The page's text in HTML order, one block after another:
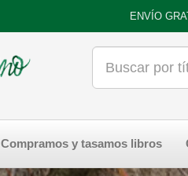
ENVÍO
Compramos y tasamos libros